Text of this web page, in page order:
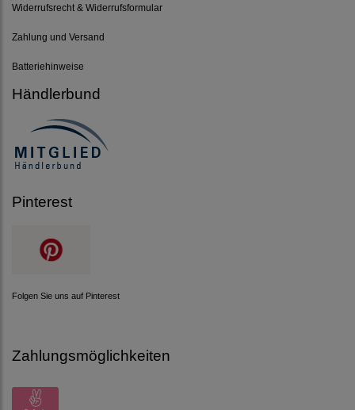
Widerrufsrecht & Widerrufsformular
Zahlung und Versand
Batteriehinweise
Händlerbund
Pinterest
Folgen Sie uns auf Pinterest
Zahlungsmöglichkeiten